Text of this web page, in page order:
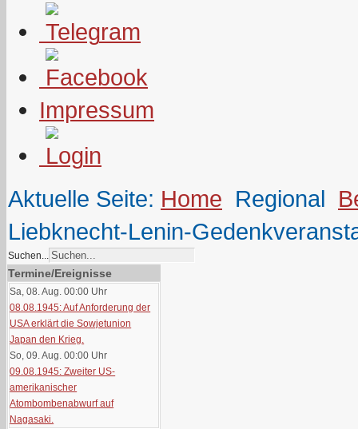
Impressum
Aktuelle Seite: Home Regional
Liebknecht-Lenin-
Suchen...
Termine/Ereignisse
Sa, 08. Aug. 00:00 Uhr
08.08.1945: Auf Anforderung der
USA erklärt die Sowjetunion
Japan den Krieg.
So, 09. Aug. 00:00 Uhr
09.08.1945: Zweiter US-
amerikanischer
Atombombenabwurf auf
Nagasaki.